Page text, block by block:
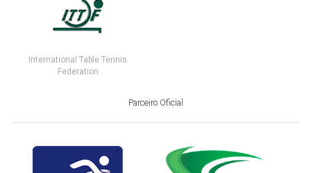
International Table Tennis
Federation
Parceiro Oficial